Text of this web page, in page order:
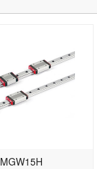
态，发达国
速向第三世
界...
MGW15H